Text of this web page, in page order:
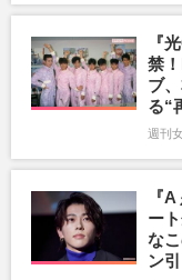
『
禁
ブ
る“
週刊
『
ー
な
ン